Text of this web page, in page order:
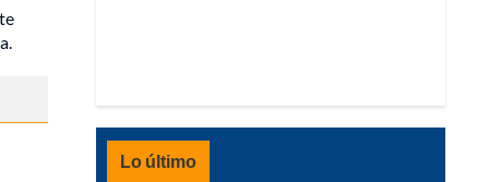
Lo último